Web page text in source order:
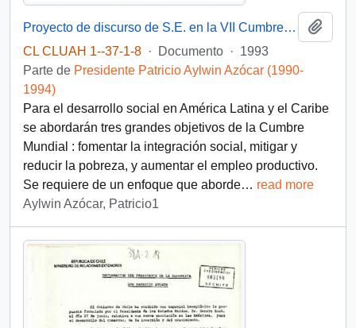
Proyecto de discurso de S.E. en la VII Cumbre Presidencial
CL CLUAH 1--37-1-8 · Documento · 1993
Parte de Presidente Patricio Aylwin Azócar (1990-
1994)
Para el desarrollo social en América Latina y el Caribe
se abordarán tres grandes objetivos de la Cumbre
Mundial : fomentar la integración social, mitigar y
reducir la pobreza, y aumentar el empleo productivo.
Se requiere de un enfoque que aborde… read more
Aylwin Azócar, Patricio1